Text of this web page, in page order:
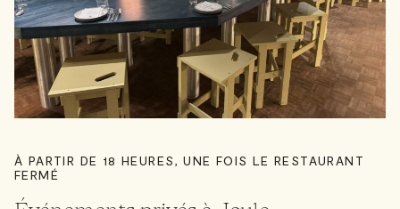
À PARTIR DE 18 HEURES, UNE FOIS LE RESTAURANT
FERMÉ